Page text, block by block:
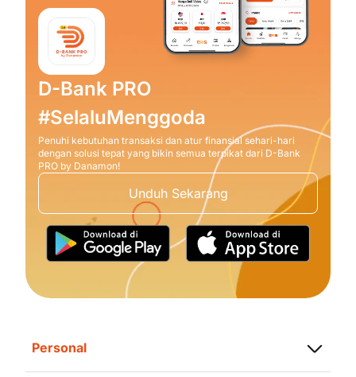
D-Bank PRO
#SelaluMenggoda
Penuhi kebutuhan transaksi dan atur finansial sehari-hari
dengan solusi tepat yang bikin semua terpikat dari D-Bank
PRO by Danamon!
Unduh Sekarang
Personal
Simpanan